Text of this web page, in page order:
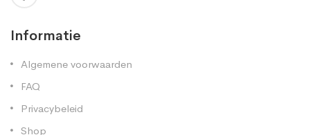
Informatie
Algemene voorwaarden
FAQ
Privacybeleid
Shop